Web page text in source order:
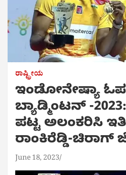
ರಾಷ್ಟ್ರೀಯ
ಇಂಡೋನೇಷ್ಯಾ
ಬ್ಯಾಡ್ಮಿಂಟನ್‌ -
ಪಟ್ಟ ಅಲಂಕರಿಸಿ
ರಾಂಕಿರೆಡ್ಡಿ-
June 18, 2023